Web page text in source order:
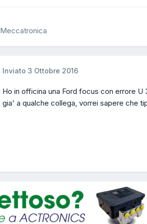
Meccatronica
Inviato 3 Ottobre 2016
Ho in officina una Ford focus con errore
gia' a qualche collega, vorrei sapere che